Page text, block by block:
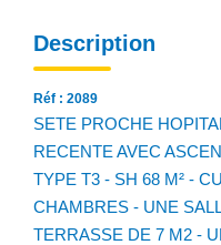
Description
Réf : 2089
SETE PROCHE
RECENTE AVEC
TYPE T3 - SH 68 M² -
CHAMBRES - UNE
TERRASSE DE 7 M2 -